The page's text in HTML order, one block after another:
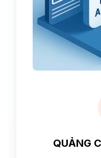
QUẢNG